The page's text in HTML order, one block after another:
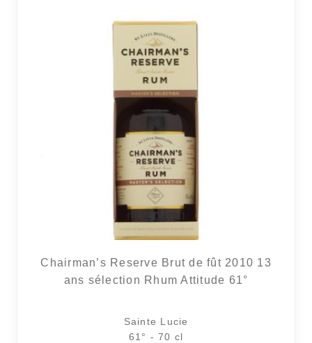
Chairman’s Reserve Brut de fût 2010 13
ans sélection Rhum Attitude 61°
Sainte Lucie
61° - 70 cl